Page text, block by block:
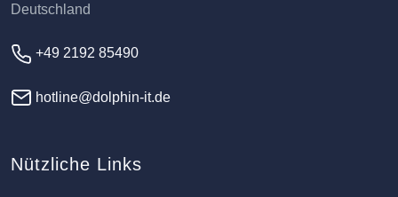
Deutschland
+49 2192 85490
hotline@dolphin-it.de
Nützliche Links